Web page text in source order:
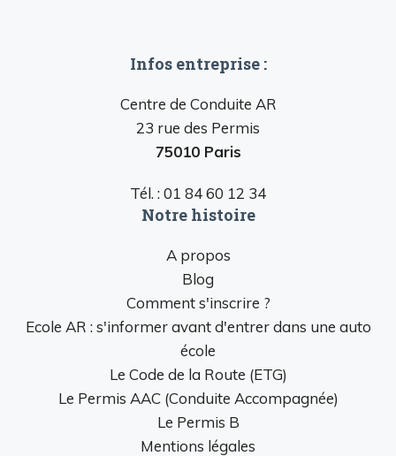
Infos entreprise :
Centre de Conduite AR
23 rue des Permis
75010 Paris
Tél. : 01 84 60 12 34
Notre histoire
A propos
Blog
Comment s'inscrire ?
Ecole AR : s'informer avant d'entrer dans une auto
école
Le Code de la Route (ETG)
Le Permis AAC (Conduite Accompagnée)
Le Permis B
Mentions légales